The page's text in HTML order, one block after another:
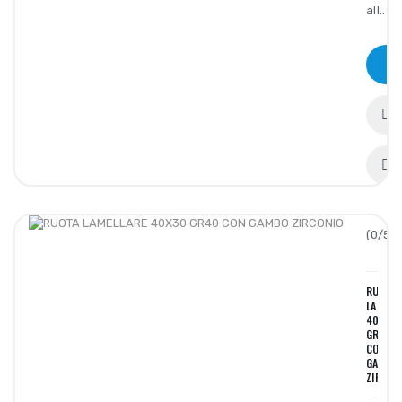
all..
(0/5):
RUOTA
40X30
GR40
CON
GAMBO